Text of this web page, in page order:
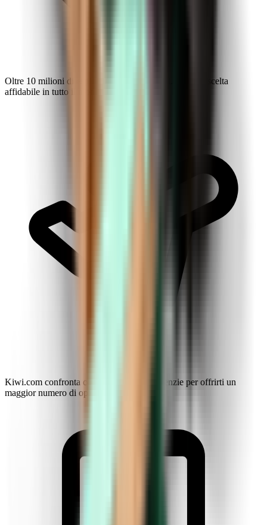
Oltre 10 milioni di esploratori rendono Kiwi.com una scelta
affidabile in tutto il mondo.
Kiwi.com confronta compagnie aeree e agenzie per offrirti un
maggior numero di opzioni e sconti.